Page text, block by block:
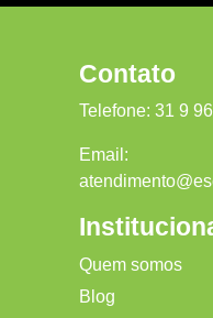
Contato
Telefone: 31 9
Email:
Quem somos
Blog